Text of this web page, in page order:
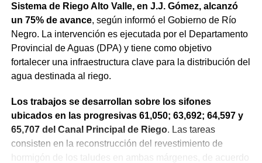
Sistema de Riego Alto Valle, en J.J. Gómez, alcanzó
un 75% de avance, según informó el Gobierno de Río
Negro. La intervención es ejecutada por el Departamento
Provincial de Aguas (DPA) y tiene como objetivo
fortalecer una infraestructura clave para la distribución del
agua destinada al riego.
Los trabajos se desarrollan sobre los sifones
ubicados en las progresivas 61,050; 63,692; 64,597 y
65,707 del Canal Principal de Riego. Las tareas
consisten en la reconstrucción del revestimiento de
hormigón de los taludes en ambas márgenes, de acuerdo